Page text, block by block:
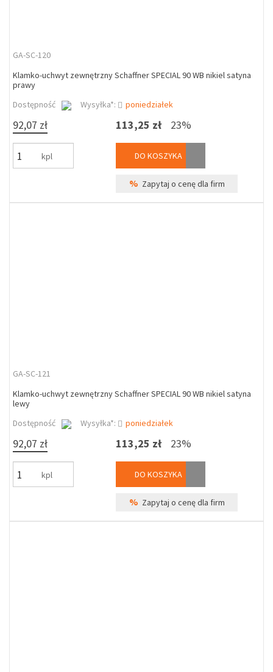
GA-SC-120
Klamko-uchwyt zewnętrzny Schaffner SPECIAL 90 WB nikiel satyna
prawy
Dostępność
Wysyłka*: poniedziałek
92,07 zł
kpl
113,25 zł 23%
DO KOSZYKA
% Zapytaj o cenę dla firm
GA-SC-121
Klamko-uchwyt zewnętrzny Schaffner SPECIAL 90 WB nikiel satyna
lewy
Dostępność
Wysyłka*: poniedziałek
92,07 zł
kpl
113,25 zł 23%
DO KOSZYKA
% Zapytaj o cenę dla firm